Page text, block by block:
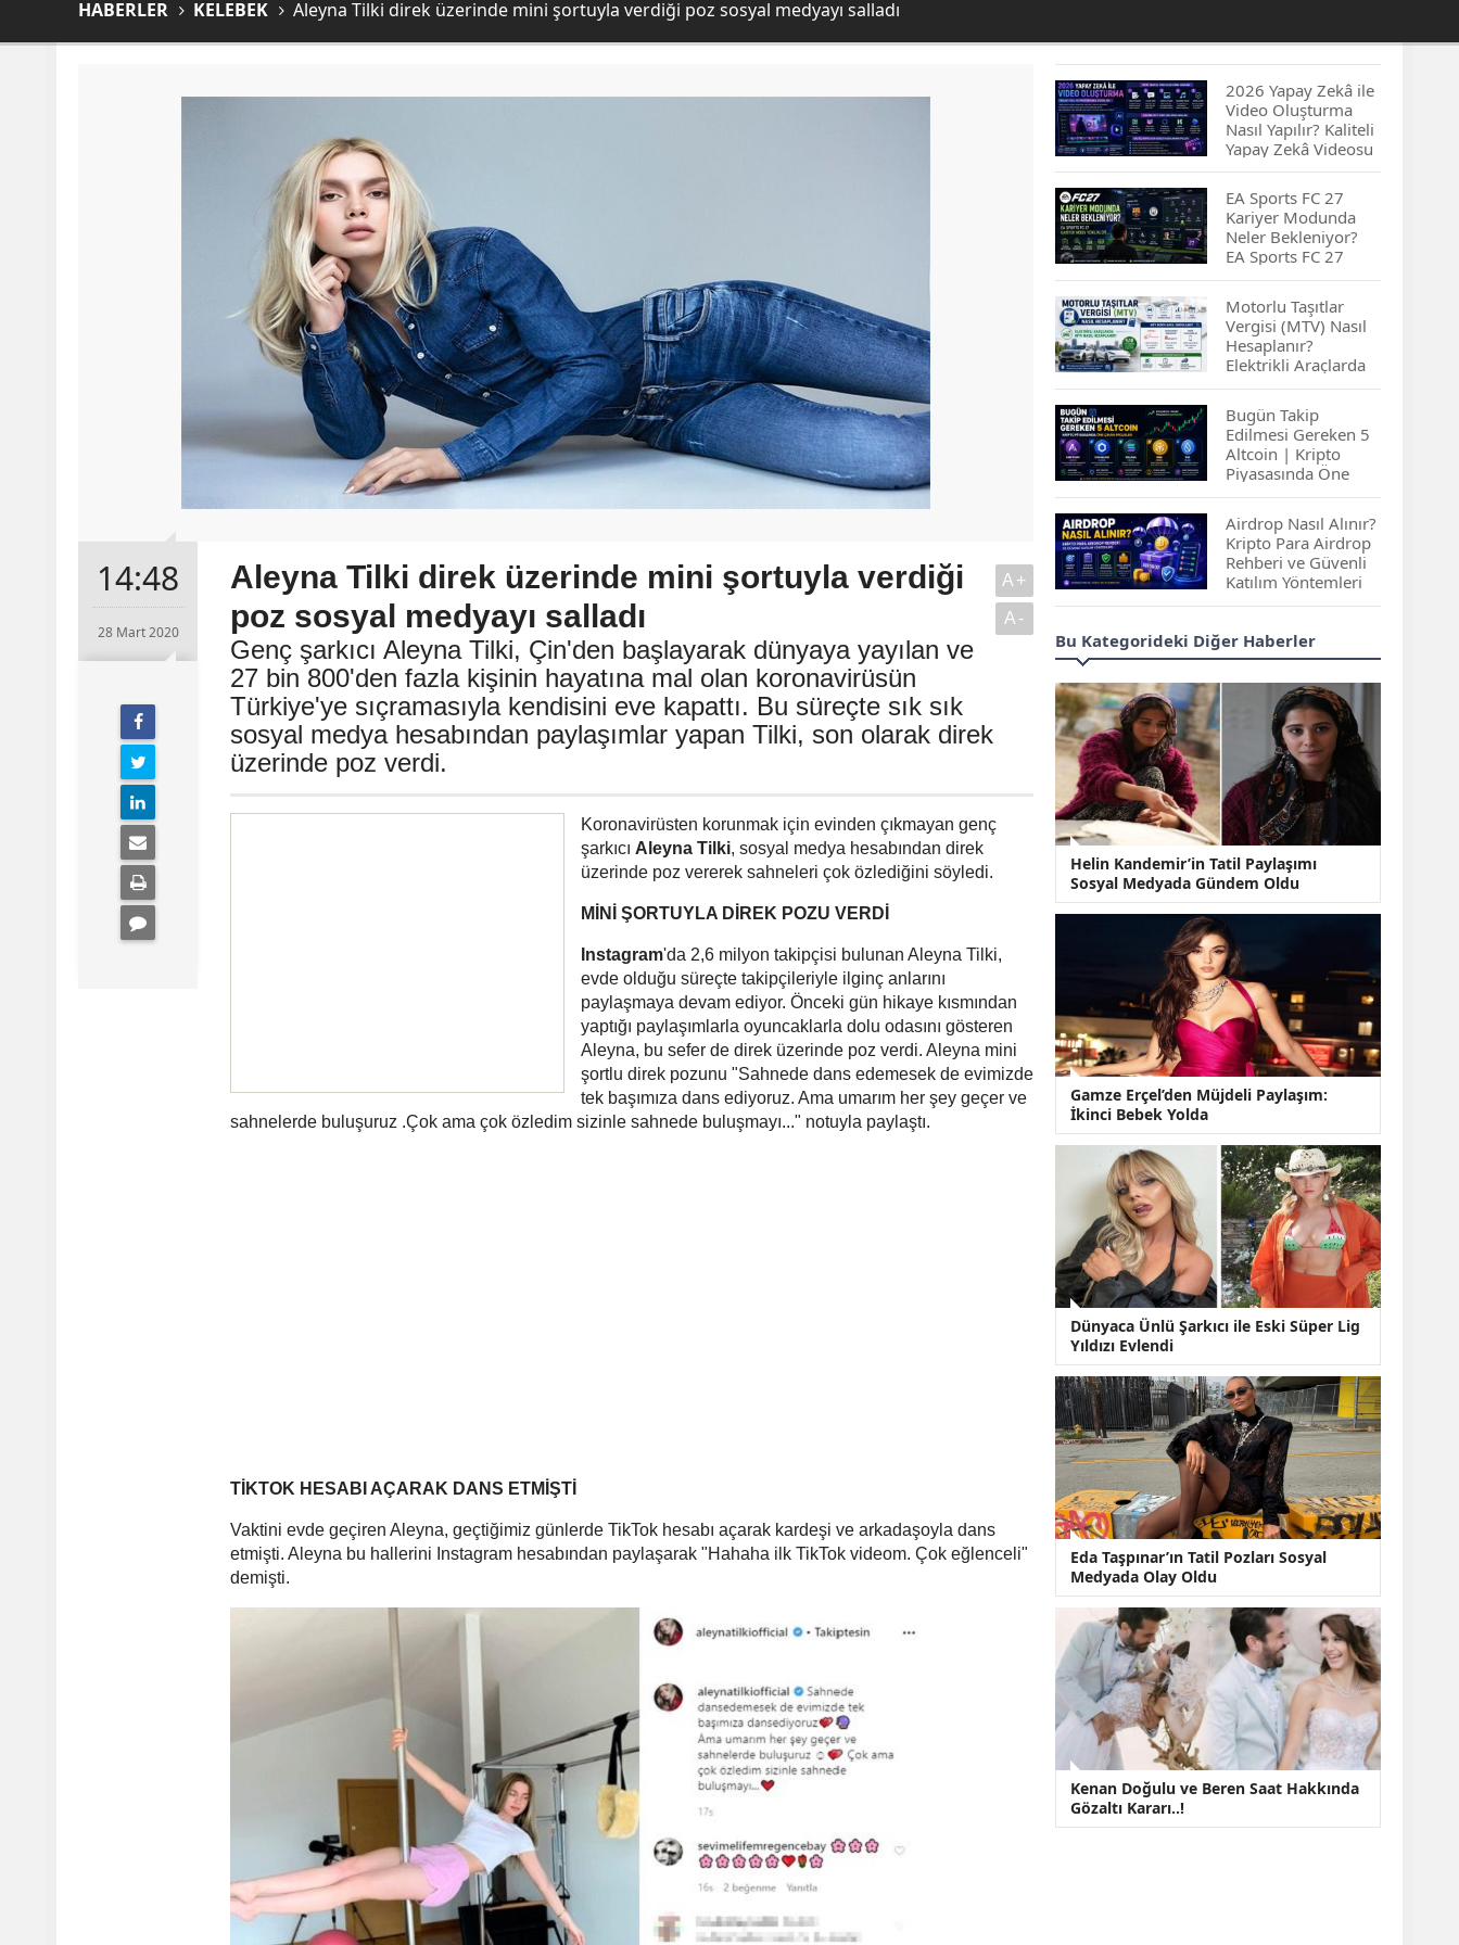
HABERLER KELEBEK Aleyna Tilki direk üzerinde mini şortuyla verdiği poz sosyal medyayı salladı
14:48
28 Mart 2020
Aleyna Tilki direk üzerinde mini şortuyla verdiği
poz sosyal medyayı salladı
Genç şarkıcı Aleyna Tilki, Çin'den başlayarak dünyaya yayılan ve
27 bin 800'den fazla kişinin hayatına mal olan koronavirüsün
Türkiye'ye sıçramasıyla kendisini eve kapattı. Bu süreçte sık sık
sosyal medya hesabından paylaşımlar yapan Tilki, son olarak direk
üzerinde poz verdi.
A+
A-
Koronavirüsten korunmak için evinden çıkmayan genç
şarkıcı Aleyna Tilki, sosyal medya hesabından direk
üzerinde poz vererek sahneleri çok özlediğini söyledi.
MİNİ ŞORTUYLA DİREK POZU VERDİ
Instagram'da 2,6 milyon takipçisi bulunan Aleyna Tilki,
evde olduğu süreçte takipçileriyle ilginç anlarını
paylaşmaya devam ediyor. Önceki gün hikaye kısmından
yaptığı paylaşımlarla oyuncaklarla dolu odasını gösteren
Aleyna, bu sefer de direk üzerinde poz verdi. Aleyna mini
şortlu direk pozunu "Sahnede dans edemesek de evimizde
tek başımıza dans ediyoruz. Ama umarım her şey geçer ve
sahnelerde buluşuruz .Çok ama çok özledim sizinle sahnede buluşmayı..." notuyla paylaştı.
TİKTOK HESABI AÇARAK DANS ETMİŞTİ
Vaktini evde geçiren Aleyna, geçtiğimiz günlerde TikTok hesabı açarak kardeşi ve arkadaşoyla dans
etmişti. Aleyna bu hallerini Instagram hesabından paylaşarak "Hahaha ilk TikTok videom. Çok eğlenceli"
demişti.
2026 Yapay Zekâ ile
Video Oluşturma
Nasıl Yapılır? Kaliteli
Yapay Zekâ Videosu
Hazırlamanın
İpuçları...
EA Sports FC 27
Kariyer Modunda
Neler Bekleniyor?
EA Sports FC 27
Kariyer Modu
Yenilikleri…
Motorlu Taşıtlar
Vergisi (MTV) Nasıl
Hesaplanır?
Elektrikli Araçlarda
MTV Nasıl
Hesaplanır? MTV
Borcu Nasıl
Sorgulanır?
Bugün Takip
Edilmesi Gereken 5
Altcoin | Kripto
Piyasasında Öne
Çıkan Projeler
Airdrop Nasıl Alınır?
Kripto Para Airdrop
Rehberi ve Güvenli
Katılım Yöntemleri
Spot ve Vadeli İşlem
Arasındaki Farklar |
İçin Daha Uygun?
ABD-İran Anlaşması
Sonrası Altın Rekora
Koştu, Petrol
Fiyatları Sert Düştü
Temmuz 2026 Maaş
Zammı Netleşiyor!
Memur, Emekli ve
Sosyal Yardımlarda
KOSGEB’den
KOBİ’lere Dev
Finansman Hamlesi:
36 Ay Vadeli 30
Milyon TL Destek
Emekli Maaşlarında
Temmuz Hesabı:
Zam Oranı ve Taban
Senaryolar
Bu Kategorideki Diğer Haberler
Helin Kandemir’in Tatil Paylaşımı
Sosyal Medyada Gündem Oldu
Gamze Erçel’den Müjdeli Paylaşım:
İkinci Bebek Yolda
Dünyaca Ünlü Şarkıcı ile Eski Süper Lig
Yıldızı Evlendi
Eda Taşpınar’ın Tatil Pozları Sosyal
Medyada Olay Oldu
Kenan Doğulu ve Beren Saat Hakkında
Gözaltı Kararı..!